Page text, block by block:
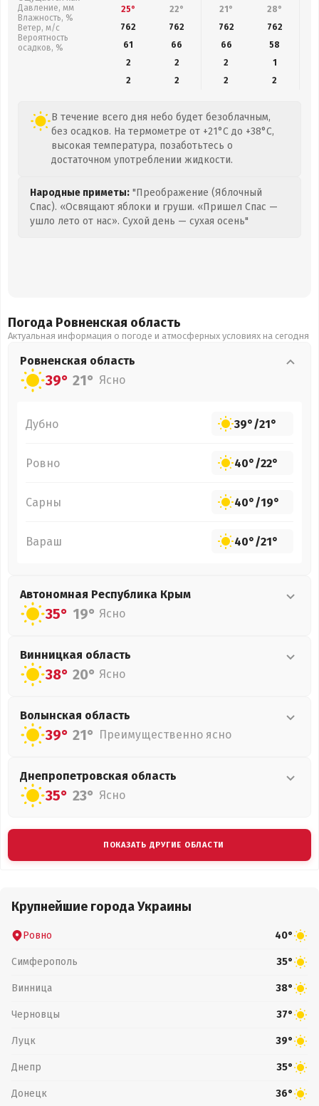
Давление, мм
Влажность, %
Ветер, м/с
Вероятность
осадков, %
25° 22° 21° 28°
762
762 762 762
61
66 66 58
2
2 2
1
2
2 2 2
В течение всего дня небо будет безоблачным,
без осадков. На термометре от +21°C до +38°C,
высокая температура, позаботьтесь о
достаточном употреблении жидкости.
Народные приметы: "Преображение (Яблочный
Спас). «Освящают яблоки и груши. «Пришел Спас —
ушло лето от нас». Сухой день — сухая осень"
Погода Ровненская область
Актуальная информация о погоде и атмосферных условиях на сегодня
Ровненская область
39° 21° Ясно
Дубно 39°/21°
Ровно 40°/22°
Сарны 40°/19°
Вараш 40°/21°
Автономная Республика Крым
35° 19° Ясно
Винницкая область
38° 20° Ясно
Волынская область
39° 21° Преимущественно ясно
Днепропетровская область
35° 23° Ясно
ПОКАЗАТЬ ДРУГИЕ ОБЛАСТИ
Крупнейшие города Украины
Ровно 40°
Симферополь 35°
Винница 38°
Черновцы 37°
Луцк 39°
Днепр 35°
Донецк 36°